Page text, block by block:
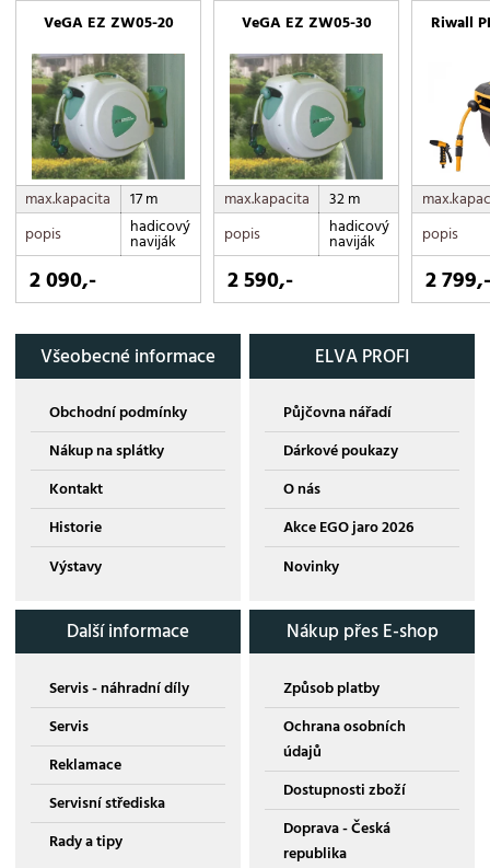
VeGA EZ ZW05-20
max.kapacita
17 m
popis
hadicový
naviják
2 090,-
VeGA EZ ZW05-30
max.kapacita
32 m
popis
hadicový
naviják
2 590,-
Riwall
popis
2
Všeobecné informace
Obchodní podmínky
Nákup na splátky
Kontakt
Historie
Výstavy
ELVA PROFI
Půjčovna nářadí
Dárkové poukazy
O nás
Akce EGO jaro 2026
Novinky
Další informace
Servis - náhradní díly
Servis
Reklamace
Servisní střediska
Rady a tipy
Nákup přes E-shop
Způsob platby
Ochrana osobních
údajů
Dostupnosti zboží
Doprava - Česká
republika